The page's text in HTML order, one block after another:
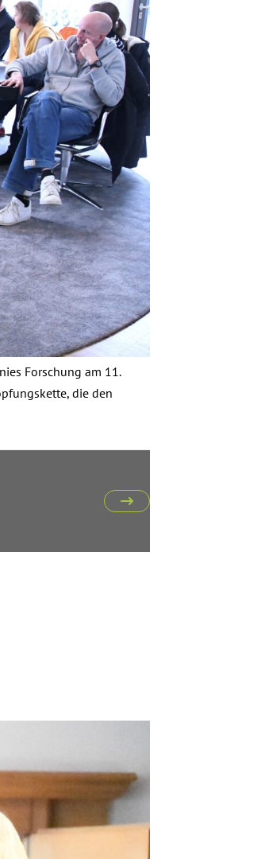
Forschung am 11.
die den